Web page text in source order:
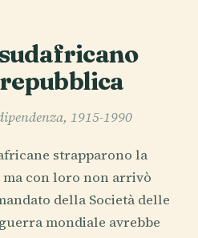
1915-1990
strapparono la
con loro non arrivò
della Società delle
mondiale avrebbe